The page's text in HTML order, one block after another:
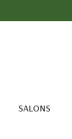
SALONS